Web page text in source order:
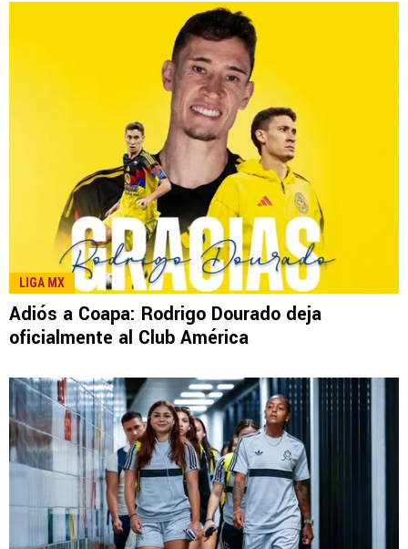
LIGA MX
Adiós a Coapa: Rodrigo Dourado deja
oficialmente al Club América